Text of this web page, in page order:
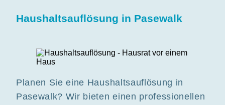
Haushaltsauflösung in Pasewalk
Planen Sie eine Haushaltsauflösung in
Pasewalk? Wir bieten einen professionellen